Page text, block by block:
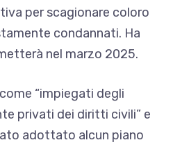
per scagionare coloro
condannati. Ha
nel marzo 2025.
“impiegati degli
privati ​​dei diritti civili” e
adottato alcun piano